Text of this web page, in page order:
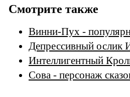
Смотрите также
Винни-Пух -
Депрессивный ослик
Интеллигентный
Сова - персонаж